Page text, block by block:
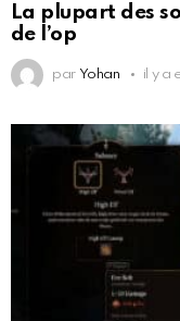
La plupart des
de l’op
par Yohan il y a